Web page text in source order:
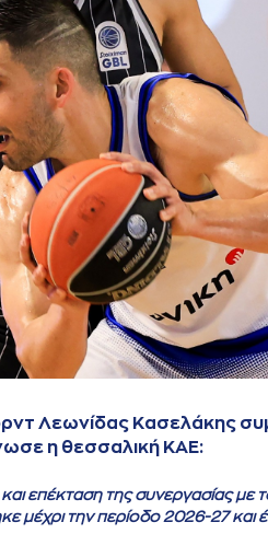
Λεωνίδας Κασελάκης
η θεσσαλική ΚΑΕ:
επέκταση της συνεργασίας με
μέχρι την περίοδο 2026-27 και